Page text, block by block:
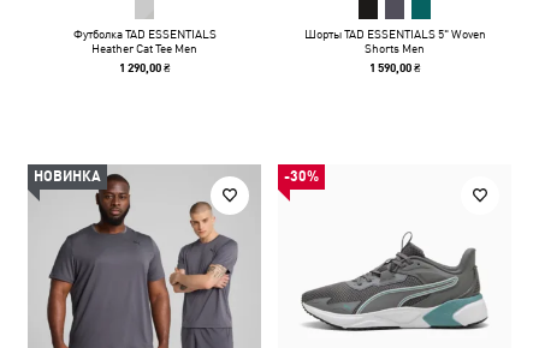
Футболка TAD ESSENTIALS
Heather Cat Tee Men
1 290,00 ₴
Шорты TAD ESSENTIALS 5" Woven
Shorts Men
1 590,00 ₴
НОВИНКА -30%